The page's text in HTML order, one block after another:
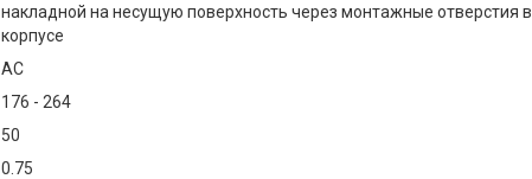
накладной на несущую поверхность через монтажные отверстия в
корпусе
AC
176 - 264
50
0.75